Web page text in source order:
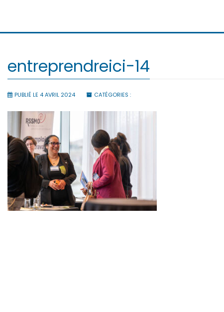
entreprendreici-14
PUBLIÉ LE 4 AVRIL 2024 CATÉGORIES :